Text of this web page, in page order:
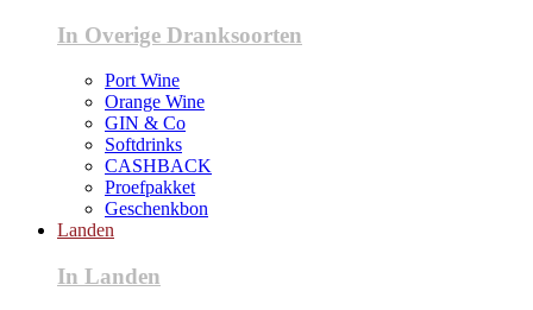
In Overige Dranksoorten
Port Wine
Orange Wine
GIN & Co
Softdrinks
CASHBACK
Proefpakket
Geschenkbon
Landen
In Landen